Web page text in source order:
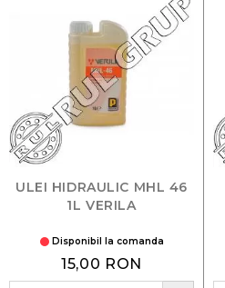
ULEI HIDRAULIC MHL 46
1L VERILA
Disponibil la comanda
15,00 RON